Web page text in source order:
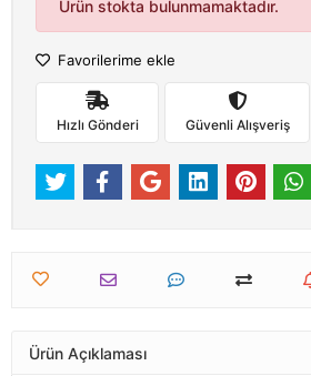
Ürün stokta bulunmamaktadır.
Favorilerime ekle
Hızlı Gönderi Güvenli Alışveriş
Ürün Açıklaması